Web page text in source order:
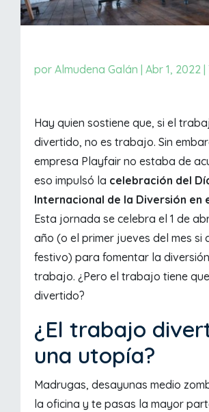
porAlmudena Galán |Abr 1, 2022 |
Hay quien sostiene que, si el
divertido, no es trabajo. Sin
empresa Playfair no estaba de
eso impulsó la celebración del
Internacional de la Diversión en
Esta jornada se celebra el 1 de
año (o el primer jueves del mes si
festivo) para fomentar la
trabajo. ¿Pero el trabajo tiene
divertido?
¿El trabajo
una utopía?
Madrugas, desayunas medio
la oficina y te pasas la mayor